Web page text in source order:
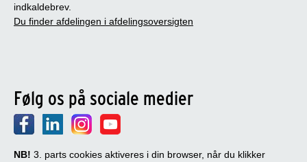
indkaldebrev.
Du finder afdelingen i afdelingsoversigten
Følg os på sociale medier
NB! 3. parts cookies aktiveres i din browser, når du klikker